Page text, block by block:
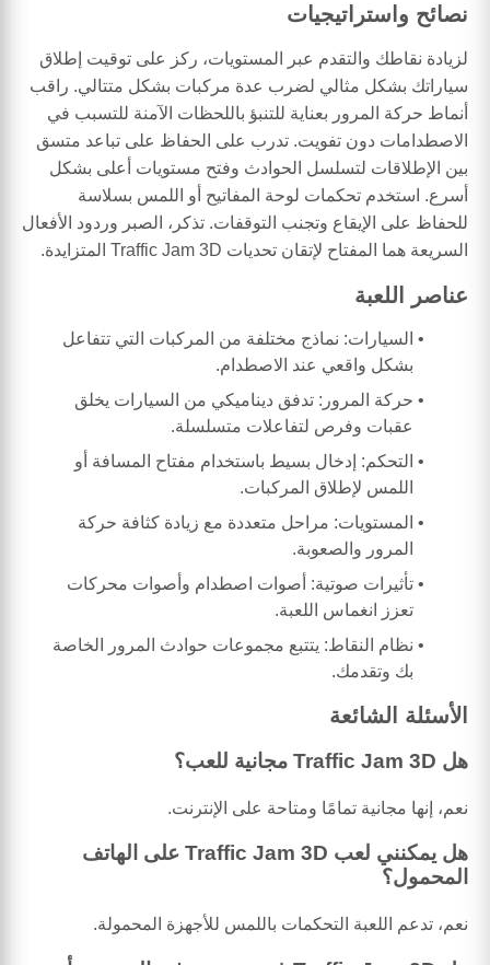
نصائح واستراتيجيات
لزيادة نقاطك والتقدم عبر المستويات، ركز على توقيت إطلاق
سياراتك بشكل مثالي لضرب عدة مركبات بشكل متتالي. راقب
أنماط حركة المرور بعناية للتنبؤ باللحظات الآمنة للتسبب في
الاصطدامات دون تفويت. تدرب على الحفاظ على تباعد متسق
بين الإطلاقات لتسلسل الحوادث وفتح مستويات أعلى بشكل
أسرع. استخدم تحكمات لوحة المفاتيح أو اللمس بسلاسة
للحفاظ على الإيقاع وتجنب التوقفات. تذكر، الصبر وردود الأفعال
السريعة هما المفتاح لإتقان تحديات Traffic Jam 3D المتزايدة.
عناصر اللعبة
السيارات: نماذج مختلفة من المركبات التي تتفاعل
بشكل واقعي عند الاصطدام.
حركة المرور: تدفق ديناميكي من السيارات يخلق
عقبات وفرص لتفاعلات متسلسلة.
التحكم: إدخال بسيط باستخدام مفتاح المسافة أو
اللمس لإطلاق المركبات.
المستويات: مراحل متعددة مع زيادة كثافة حركة
المرور والصعوبة.
تأثيرات صوتية: أصوات اصطدام وأصوات محركات
تعزز انغماس اللعبة.
نظام النقاط: يتتبع مجموعات حوادث المرور الخاصة
بك وتقدمك.
الأسئلة الشائعة
هل Traffic Jam 3D مجانية للعب؟
نعم، إنها مجانية تمامًا ومتاحة على الإنترنت.
هل يمكنني لعب Traffic Jam 3D على الهاتف
المحمول؟
نعم، تدعم اللعبة التحكمات باللمس للأجهزة المحمولة.